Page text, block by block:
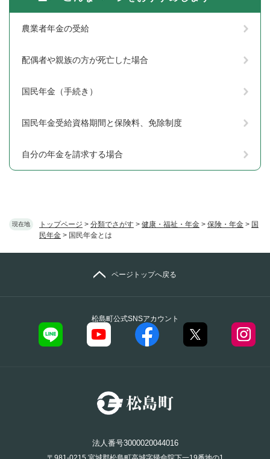
現在地 トップページ > 分類でさがす > 健康・福祉・年金 > 保険・年金 > 国
民年金 > 国民年金とは
農業者年金の受給
配偶者や親族の方が死亡した場合
国民年金（手続き）
国民年金受給資格期間と保険料、免除制度
自分の年金を請求する場合
松島町公式SNSアカウント
ページトップへ戻る
法人番号3000020044016